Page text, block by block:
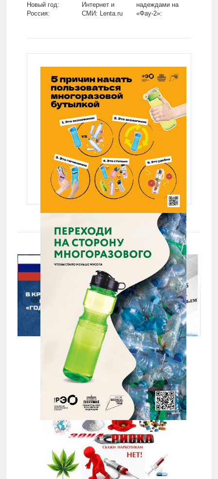
Новый год:
Россия:
Интернет и
СМИ: Lenta.ru
надеждами на
«Фау-2»: